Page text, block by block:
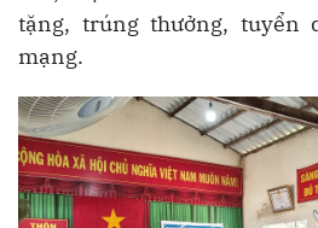
tặng, trúng thưởng, tuyển
mạng.